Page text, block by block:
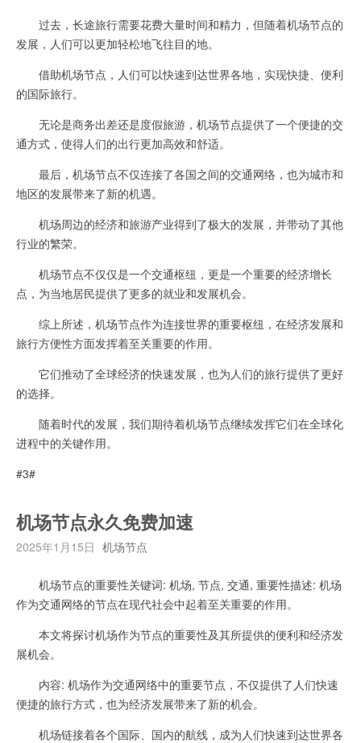
过去，长途旅行需要花费大量时间和精力，但随着机场节点的
发展，人们可以更加轻松地飞往目的地。
借助机场节点，人们可以快速到达世界各地，实现快捷、便利
的国际旅行。
无论是商务出差还是度假旅游，机场节点提供了一个便捷的交
通方式，使得人们的出行更加高效和舒适。
最后，机场节点不仅连接了各国之间的交通网络，也为城市和
地区的发展带来了新的机遇。
机场周边的经济和旅游产业得到了极大的发展，并带动了其他
行业的繁荣。
机场节点不仅仅是一个交通枢纽，更是一个重要的经济增长
点，为当地居民提供了更多的就业和发展机会。
综上所述，机场节点作为连接世界的重要枢纽，在经济发展和
旅行方便性方面发挥着至关重要的作用。
它们推动了全球经济的快速发展，也为人们的旅行提供了更好
的选择。
随着时代的发展，我们期待着机场节点继续发挥它们在全球化
进程中的关键作用。
#3#
机场节点永久免费加速
2025年1月15日 机场节点
机场节点的重要性关键词: 机场, 节点, 交通, 重要性描述: 机场
作为交通网络的节点在现代社会中起着至关重要的作用。
本文将探讨机场作为节点的重要性及其所提供的便利和经济发
展机会。
内容: 机场作为交通网络中的重要节点，不仅提供了人们快速
便捷的旅行方式，也为经济发展带来了新的机会。
机场链接着各个国际、国内的航线，成为人们快速到达世界各